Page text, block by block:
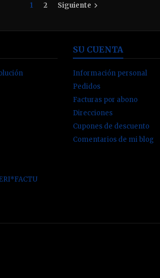
1 2 Siguiente 
SU CUENTA
Información personal
Pedidos
Facturas por abono
Direcciones
Cupones de descuento
Comentarios de mi blog